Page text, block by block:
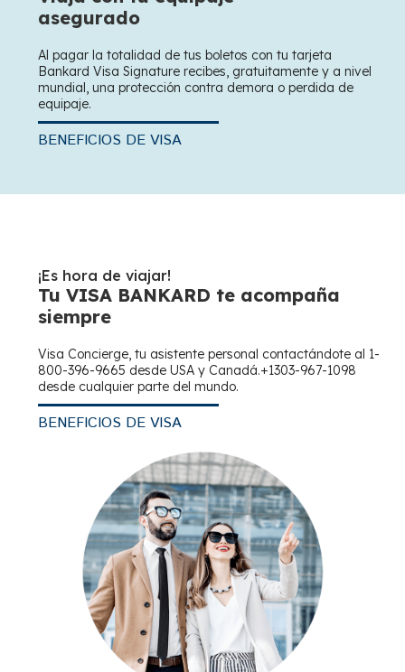
asegurado
Al pagar la totalidad de tus boletos con tu tarjeta
Bankard Visa Signature recibes, gratuitamente y a nivel
mundial, una protección contra demora o perdida de
equipaje.
BENEFICIOS DE VISA
¡Es hora de viajar!
Tu VISA BANKARD te acompaña
siempre
Visa Concierge, tu asistente personal contactándote al 1-
800-396-9665 desde USA y Canadá.+1303-967-1098
desde cualquier parte del mundo.
BENEFICIOS DE VISA